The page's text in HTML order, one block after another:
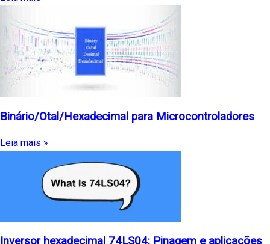
Binário/Otal/Hexadecimal para Microcontroladores
Leia mais »
Inversor hexadecimal 74LS04: Pinagem e aplicações